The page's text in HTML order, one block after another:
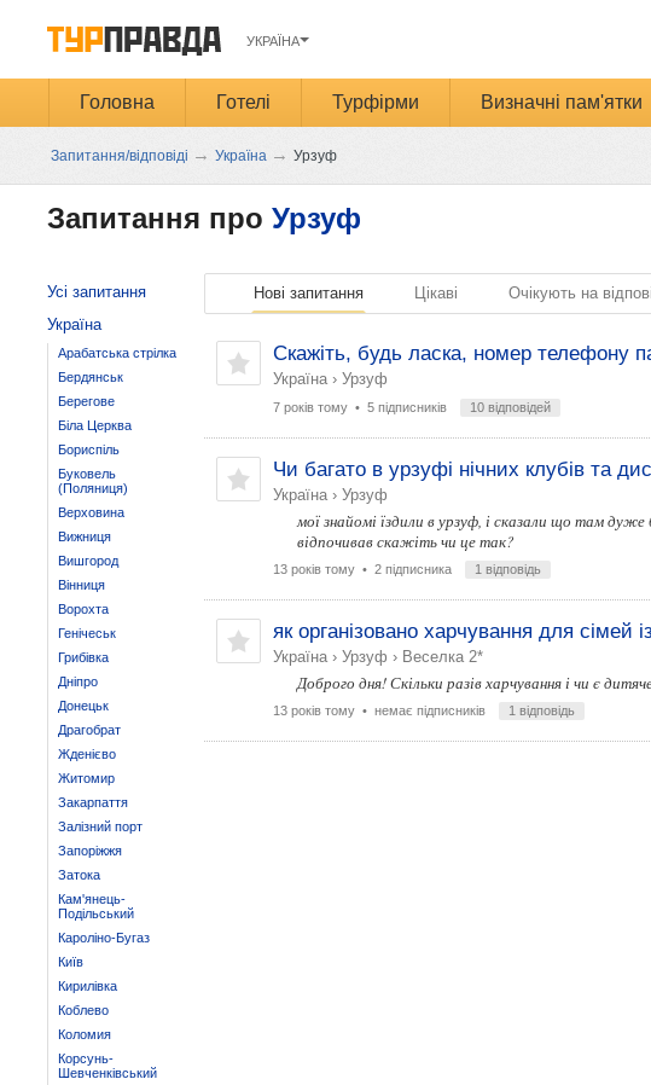
УКРАЇНА
Головна Готелі Турфірми Визначні пам'ятки
Запитання/відповіді → Україна → Урзуф
Запитання про Урзуф
Нові запитання Цікаві Очікують на
Скажіть, будь ласка, номер телефону
Україна› Урзуф
7 років тому• 5 підписників 10 відповідей
Чи багато в урзуфі нічних клубів та
Україна› Урзуф
мої знайомі їздили в урзуф, і сказали що там
відпочивав скажіть чи це так?
13 років тому• 2 підписника 1 відповідь
як організовано харчування для сімей
Україна› Урзуф › Веселка 2*
Доброго дня! Скільки разів харчування і чи є
13 років тому• немає підписників 1 відповідь
Усі запитання
Україна
Арабатська стрілка
Бердянськ
Берегове
Біла Церква
Бориспіль
Буковель
(Поляниця)
Верховина
Вижниця
Вишгород
Вінниця
Ворохта
Генічеськ
Грибівка
Дніпро
Донецьк
Драгобрат
Жденієво
Житомир
Закарпаття
Залізний порт
Запоріжжя
Затока
Кам'янець-
Подільський
Кароліно-Бугаз
Київ
Кирилівка
Коблево
Коломия
Корсунь-
Шевченківський